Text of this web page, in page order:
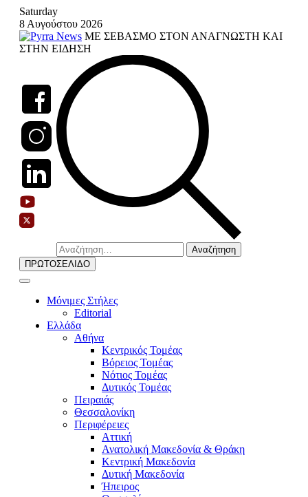
Skip
content
Saturday
8 Αυγούστου 2026
ΜΕ ΣΕΒΑΣΜΟ ΣΤΟΝ ΑΝΑΓΝΩΣΤΗ ΚΑΙ
ΣΤΗΝ ΕΙΔΗΣΗ
Αναζήτηση
για:
ΠΡΩΤΟΣΕΛΙΔΟ
Μόνιμες Στήλες
Editorial
Ελλάδα
Αθήνα
Κεντρικός Τομέας
Βόρειος Τομέας
Νότιος Τομέας
Δυτικός Τομέας
Πειραιάς
Θεσσαλονίκη
Περιφέρειες
Αττική
Ανατολική Μακεδονία & Θράκη
Κεντρική Μακεδονία
Δυτική Μακεδονία
Ήπειρος